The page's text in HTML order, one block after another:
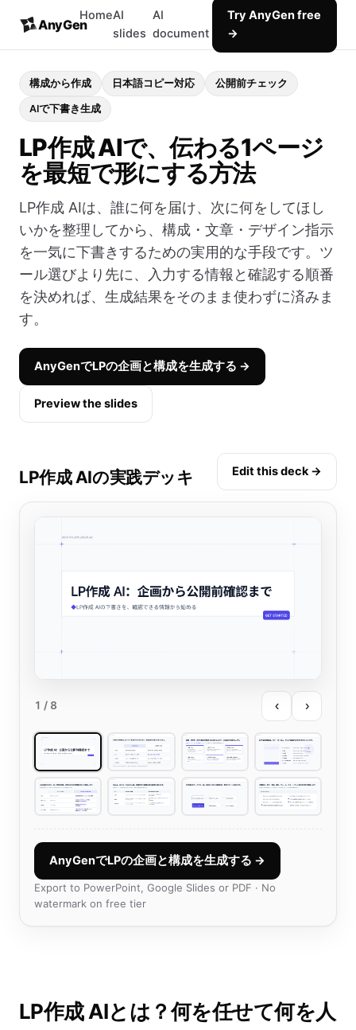
AnyGen
HomeAI
slides
AI
document
Try AnyGen free
→
構成から作成 日本語コピー対応 公開前チェック
AIで下書き生成
LP作成 AIで、伝わる1ページ
を最短で形にする方法
LP作成 AIは、誰に何を届け、次に何をしてほし
いかを整理してから、構成・文章・デザイン指示
を一気に下書きするための実用的な手段です。ツ
ール選びより先に、入力する情報と確認する順番
を決めれば、生成結果をそのまま使わずに済みま
す。
AnyGenでLPの企画と構成を生成する →
Preview the slides
LP作成 AIの実践デッキ Edit this deck →
1 / 8 ‹ ›
AnyGenでLPの企画と構成を生成する →
Export to PowerPoint, Google Slides or PDF · No
watermark on free tier
LP作成 AIとは？何を任せて何を人